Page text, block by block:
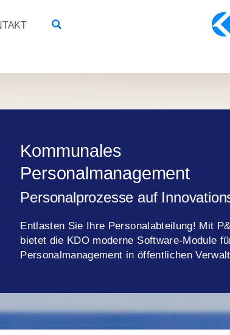
Kommunales
Personalmanagement
Personalprozesse auf
Entlasten Sie Ihre Personalabteilung! Mit
bietet die KDO moderne Software-Module
Personalmanagement in öffentlichen